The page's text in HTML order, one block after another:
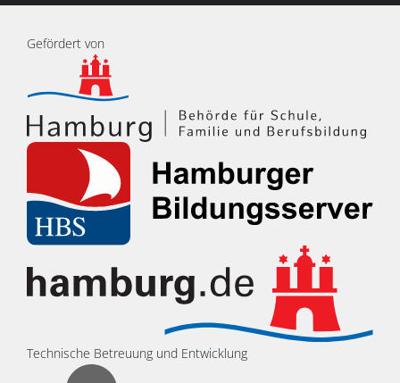
Gefördert von
Technische Betreuung und Entwicklung